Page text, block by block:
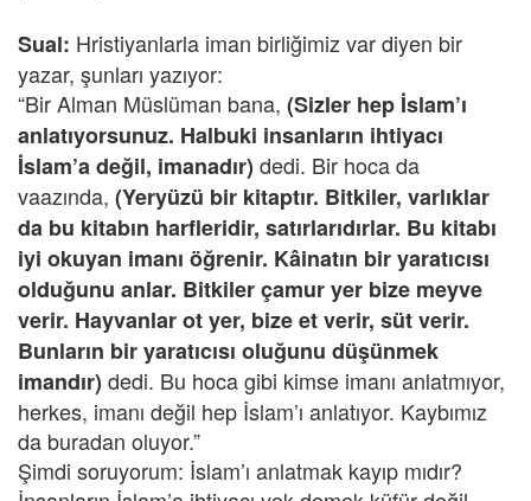
Sual: Hristiyanlarla iman birliğimiz var diyen bir
yazar, şunları yazıyor:
“Bir Alman Müslüman bana, (Sizler hep İslam’ı
anlatıyorsunuz. Halbuki insanların ihtiyacı
İslam’a değil, imanadır) dedi. Bir hoca da
vaazında, (Yeryüzü bir kitaptır. Bitkiler, varlıklar
da bu kitabın harfleridir, satırlarıdırlar. Bu kitabı
iyi okuyan imanı öğrenir. Kâinatın bir yaratıcısı
olduğunu anlar. Bitkiler çamur yer bize meyve
verir. Hayvanlar ot yer, bize et verir, süt verir.
Bunların bir yaratıcısı oluğunu düşünmek
imandır) dedi. Bu hoca gibi kimse imanı anlatmıyor,
herkes, imanı değil hep İslam’ı anlatıyor. Kaybımız
da buradan oluyor.”
Şimdi soruyorum: İslam’ı anlatmak kayıp mıdır?